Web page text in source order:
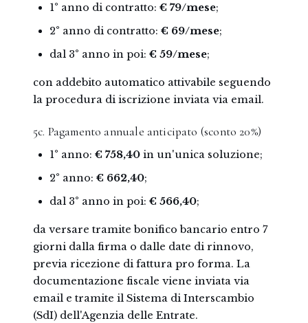
1° anno di contratto: € 79/mese;
2° anno di contratto: € 69/mese;
dal 3° anno in poi: € 59/mese;
con addebito automatico attivabile seguendo
la procedura di iscrizione inviata via email.
5c. Pagamento annuale anticipato (sconto 20%)
1° anno: € 758,40 in un'unica soluzione;
2° anno: € 662,40;
dal 3° anno in poi: € 566,40;
da versare tramite bonifico bancario entro 7
giorni dalla firma o dalle date di rinnovo,
previa ricezione di fattura pro forma. La
documentazione fiscale viene inviata via
email e tramite il Sistema di Interscambio
(SdI) dell'Agenzia delle Entrate.